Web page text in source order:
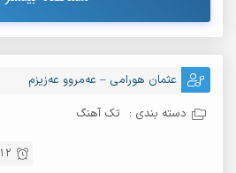
عثمان هورامی – عەمروو عەزیزم
دسته بندی : تک آهنگ
12 فروردین 1396